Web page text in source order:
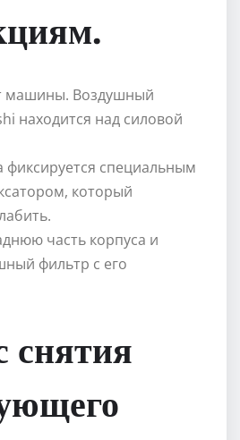
машины. Воздушный
находится над силовой
фиксируется специальным
который
часть корпуса и
фильтр с его
снятия